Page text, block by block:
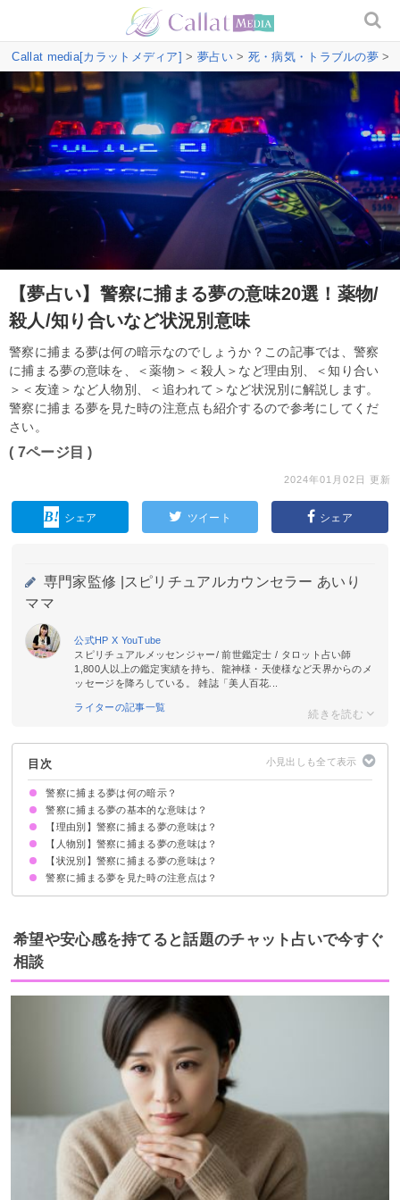
Callat media[カラットメディア] > 夢占い> 死・病気・トラブルの夢 >
【夢占い】警察に捕まる夢の意味20選！薬物/
殺人/知り合いなど状況別意味
警察に捕まる夢は何の暗示なのでしょうか？この記事では、警察
に捕まる夢の意味を、＜薬物＞＜殺人＞など理由別、＜知り合い
＞＜友達＞など人物別、＜追われて＞など状況別に解説します。
警察に捕まる夢を見た時の注意点も紹介するので参考にしてくだ
さい。
( 7ページ目 )
2024年01月02日 更新
シェア ツイート シェア
専門家監修 |
スピリチュアルカウンセラー あいり
ママ
公式HP X YouTube
スピリチュアルメッセンジャー/ 前世鑑定士 / タロット占い師
1,800人以上の鑑定実績を持ち、龍神様・天使様など天界からのメ
ッセージを降ろしている。 雑誌「美人百花...
ライターの記事一覧
目次
警察に捕まる夢は何の暗示？
警察に捕まる夢の基本的な意味は？
トラブルに巻き込まれる暗示
状況によって意味が決まる
【理由別】警察に捕まる夢の意味は？
薬物で警察に捕まる夢【凶夢】
殺人で警察に捕まる夢【警告夢】
冤罪で警察に捕まる夢【凶夢】
窃盗で警察に捕まる夢【警告夢】
交通違反で警察に捕まる夢【警告夢】
交通事故で警察に捕まる夢【凶夢】
飲酒運転で警察に捕まる夢【警告夢】
【人物別】警察に捕まる夢の意味は？
友達が警察に捕まる夢【警告夢】
知り合いが警察に捕まる夢【凶夢】
恋人が警察に捕まる夢【警告夢】
親が警察に捕まる夢【警告夢】
旦那が警察に捕まる夢【警告夢】
知らない人が警察に捕まる夢【警告夢】
兄弟が警察に捕まる夢【凶夢】
子供が警察に捕まる夢【警告夢】
【状況別】警察に捕まる夢の意味は？
警察に捕まりそうになって逃げる夢【警告夢】
警察に追われて捕まる夢【凶夢】
警察に捕まって刑務所に入れられる夢【凶夢】
警察に捕まって釈放される夢【吉夢】
警察に捕まって取り調べを受ける夢【凶夢】
警察に捕まる夢を見た時の注意点は？
警告夢や凶夢の内容を人に話す
希望や安心感を持てると話題のチャット占いで今すぐ
相談